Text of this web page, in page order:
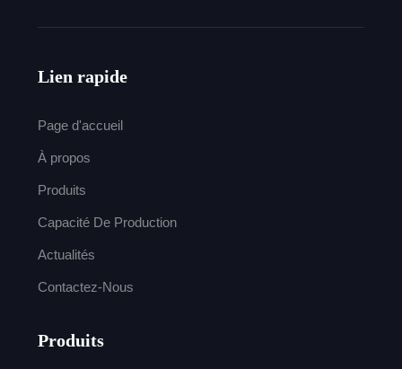
Lien rapide
Page d'accueil
À propos
Produits
Capacité De Production
Actualités
Contactez-Nous
Produits